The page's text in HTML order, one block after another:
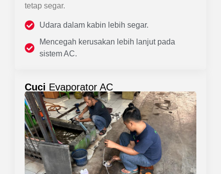
tetap segar.
Udara dalam kabin lebih segar.
Mencegah kerusakan lebih lanjut pada
sistem AC.
Cuci Evaporator AC